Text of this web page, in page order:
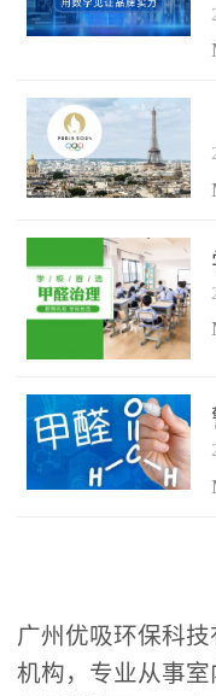
广州优吸环保科
机构，专业从事室